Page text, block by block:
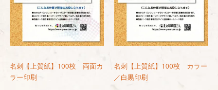
名刺【上質紙】100枚 両面カ
ラー印刷
名刺【上質紙】100枚 カラー
／白黒印刷